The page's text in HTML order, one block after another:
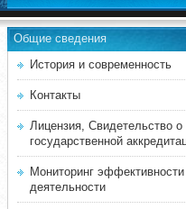
Общие сведения
История и современность
Контакты
Лицензия, Свидетельство о
государственной
Мониторинг эффективности
деятельности